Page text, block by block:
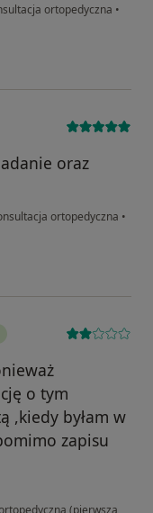
ortopedyczna •
oraz
ortopedyczna •
o tym
,kiedy byłam w
zapisu
(pierwsza